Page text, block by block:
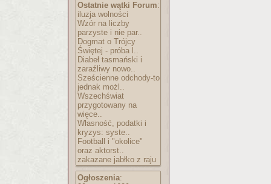
Ostatnie wątki Forum:
iluzja wolności
Wzór na liczby
parzyste i nie par..
Dogmat o Trójcy
Świętej - próba l..
Diabeł tasmański i
zaraźliwy nowo..
Sześcienne odchody-to
jednak możl..
Wszechświat
przygotowany na
więce..
Własność, podatki i
kryzys: syste..
Football i "okolice"
oraz aktorst..
zakazane jabłko z raju
Ogłoszenia: